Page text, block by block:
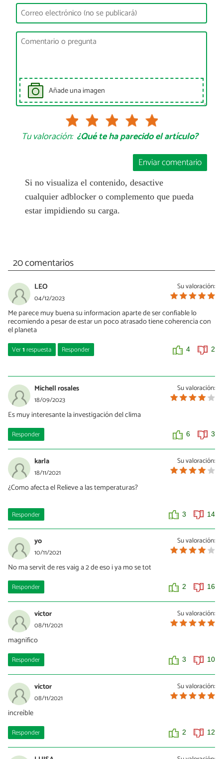
Añade una imagen
Tu valoración: ¿Qué te ha parecido el artículo?
Enviar comentario
Si no visualiza el contenido, desactive
cualquier adblocker o complemento que pueda
estar impidiendo su carga.
20 comentarios
Su valoración:
LEO
04/12/2023
Me parece muy buena su informacion aparte de ser confiable lo
recomiendo a pesar de estar un poco atrasado tiene coherencia con
el planeta
Ver1respuesta Responder 4 2
29/06/2024
Muy acertado el contenido, saludos desde Panamá
Su valoración:
Michell rosales
18/09/2023
Es muy interesante la investigación del clima
Responder 6 3
Su valoración:
karla
18/11/2021
¿Como afecta el Relieve a las temperaturas?
Responder 3 14
Su valoración:
yo
10/11/2021
No ma servit de res vaig a 2 de eso i ya mo se tot
Responder 2 16
Su valoración:
victor
08/11/2021
magnifico
Responder 3 10
Su valoración:
victor
08/11/2021
increíble
Responder 2 12